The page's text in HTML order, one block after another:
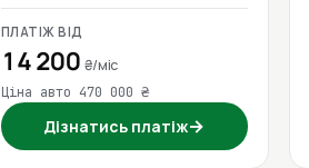
ПЛАТІЖ ВІД
14 200 ₴/міс
Ціна авто 470 000 ₴
Дізнатись платіж→